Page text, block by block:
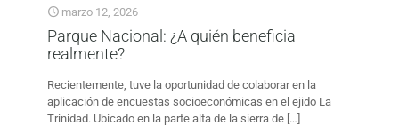
marzo 12, 2026
Parque Nacional: ¿A quién beneficia
realmente?
Recientemente, tuve la oportunidad de colaborar en la
aplicación de encuestas socioeconómicas en el ejido La
Trinidad. Ubicado en la parte alta de la sierra de […]